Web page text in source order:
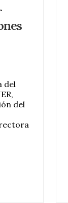
del
del